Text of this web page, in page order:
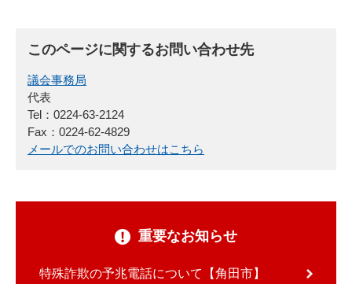
このページに関するお問い合わせ先
議会事務局
代表
Tel：0224-63-2124
Fax：0224-62-4829
メールでのお問い合わせはこちら
重要なお知らせ
特殊詐欺の予兆電話について【角田市】